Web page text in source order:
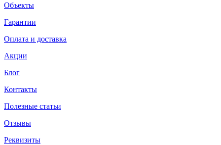
Объекты
Гарантии
Оплата и доставка
Акции
Блог
Контакты
Полезные статьи
Отзывы
Реквизиты